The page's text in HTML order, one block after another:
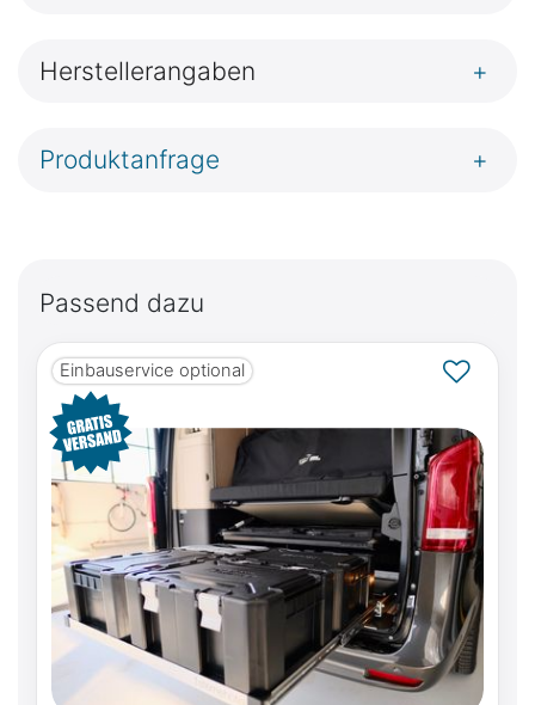
Herstellerangaben +
Produktanfrage +
Passend dazu
Einbauservice optional